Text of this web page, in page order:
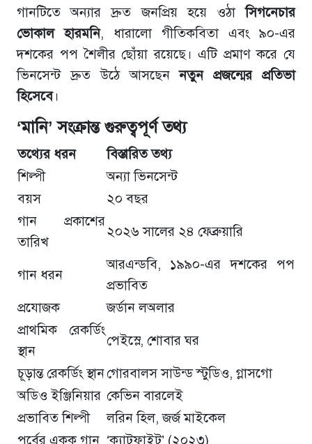
গানটিতে অন্যার দ্রুত জনপ্রিয় হয়ে ওঠাসিগনেচার
ভোকাল হারমনি, ধারালো গীতিকবিতা এবং ৯০-এর
দশকের পপ শৈলীর ছোঁয়া রয়েছে। এটি প্রমাণ করে যে
ভিনসেন্ট দ্রুত উঠে আসছেননতুন প্রজন্মের প্রতিভা
হিসেবে।
‘মানি’ সংক্রান্ত গুরুত্বপূর্ণ তথ্য
তথ্যের ধরন
বিস্তারিত তথ্য
শিল্পী
অন্যা ভিনসেন্ট
বয়স
২০ বছর
গান প্রকাশের
তারিখ
২০২৬ সালের ২৪ ফেব্রুয়ারি
গান ধরন
আরএন্ডবি, ১৯৯০-এর দশকের পপ
প্রভাবিত
প্রযোজক
জর্ডান লঅলার
প্রাথমিক রেকর্ডিং
স্থান
পেইস্লে, শোবার ঘর
চূড়ান্ত রেকর্ডিং স্থানগোরবালস সাউন্ড স্টুডিও, গ্লাসগো
অডিও ইঞ্জিনিয়ার কেভিন বারলেই
প্রভাবিত শিল্পী
লরিন হিল, জর্জ মাইকেল
পূর্বের একক গান ‘ক্যাটফাইট’ (২০২৩)